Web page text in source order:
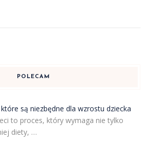
POLECAM
są niezbędne dla wzrostu dziecka
to proces, który wymaga nie tylko
diety, …